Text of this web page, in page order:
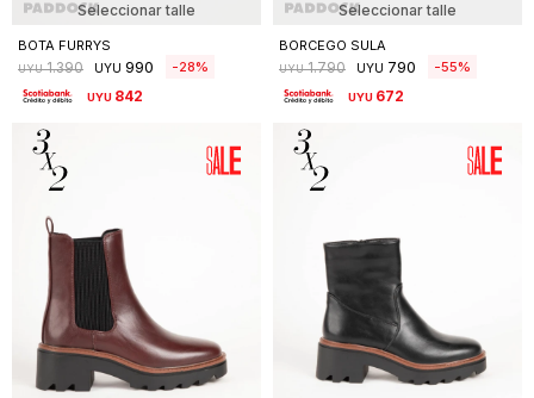
Seleccionar talle
BOTA FURRYS
UYU 1.390 UYU 990 28
UYU 842
Seleccionar talle
BORCEGO SULA
UYU 1.790 UYU 790 55
UYU 672